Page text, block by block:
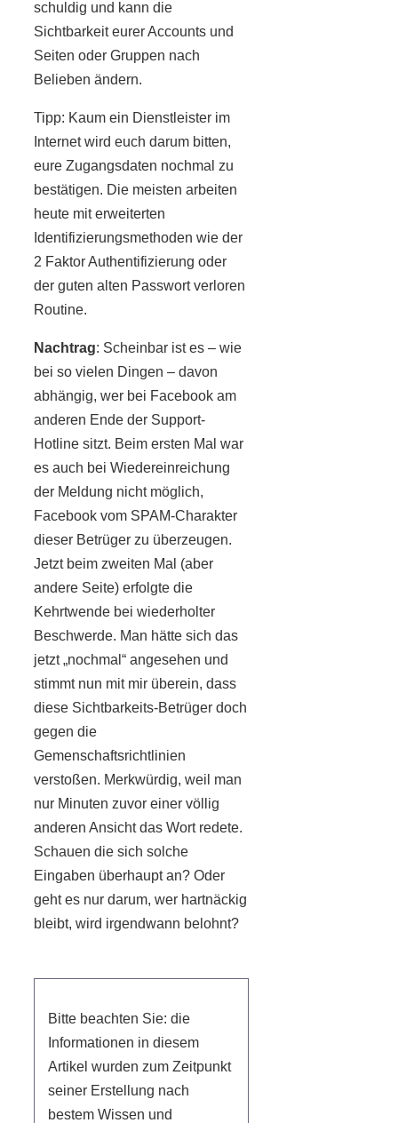
schuldig und kann die
Sichtbarkeit eurer Accounts und
Seiten oder Gruppen nach
Belieben ändern.
Tipp: Kaum ein Dienstleister im
Internet wird euch darum bitten,
eure Zugangsdaten nochmal zu
bestätigen. Die meisten arbeiten
heute mit erweiterten
Identifizierungsmethoden wie der
2 Faktor Authentifizierung oder
der guten alten Passwort verloren
Routine.
Nachtrag: Scheinbar ist es – wie
bei so vielen Dingen – davon
abhängig, wer bei Facebook am
anderen Ende der Support-
Hotline sitzt. Beim ersten Mal war
es auch bei Wiedereinreichung
der Meldung nicht möglich,
Facebook vom SPAM-Charakter
dieser Betrüger zu überzeugen.
Jetzt beim zweiten Mal (aber
andere Seite) erfolgte die
Kehrtwende bei wiederholter
Beschwerde. Man hätte sich das
jetzt „nochmal“ angesehen und
stimmt nun mit mir überein, dass
diese Sichtbarkeits-Betrüger doch
gegen die
Gemenschaftsrichtlinien
verstoßen. Merkwürdig, weil man
nur Minuten zuvor einer völlig
anderen Ansicht das Wort redete.
Schauen die sich solche
Eingaben überhaupt an? Oder
geht es nur darum, wer hartnäckig
bleibt, wird irgendwann belohnt?
Bitte beachten Sie: die
Informationen in diesem
Artikel wurden zum Zeitpunkt
seiner Erstellung nach
bestem Wissen und